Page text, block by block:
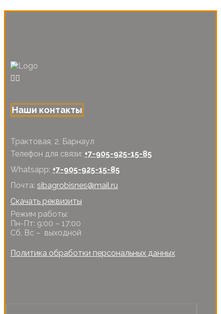
Наши контакты
Трактовая, 2, Барнаул
Телефон для связи: +7-905-925-15-85
Whatsapp: +7-905-925-15-85
Почта: sibagrobisnes@mail.ru
Скачать реквизиты
Режим работы:
Пн-Пт: 9:00 – 17:00
Сб, Вс – выходной
Политика обработки персональных данных